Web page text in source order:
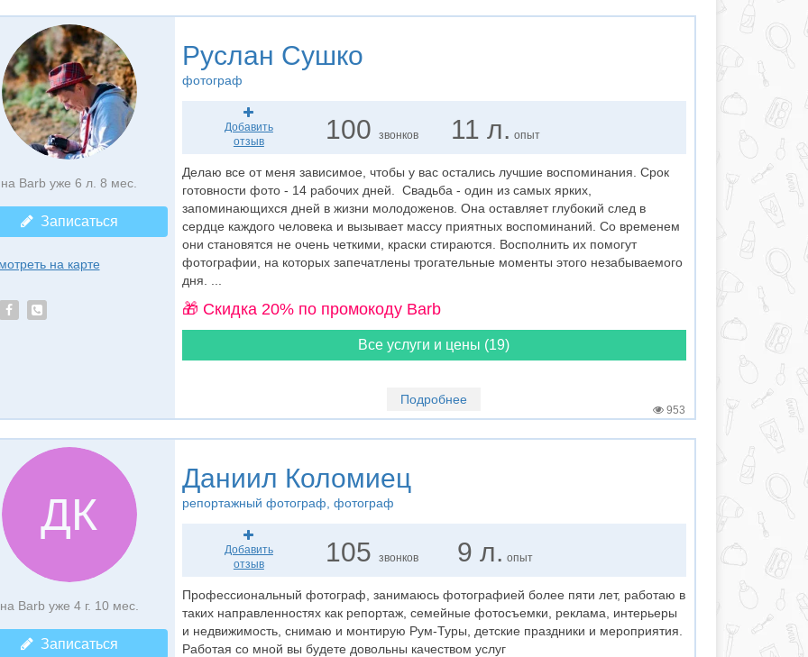
на Barb уже 6 л. 8 мес.
Записаться
на карте
Руслан Сушко
фотограф
Добавить
отзыв
100звонков 11 л. опыт
Делаю все от меня зависимое, чтобы у вас остались лучшие воспоминания. Срок
готовности фото - 14 рабочих дней. Свадьба - один из самых ярких,
запоминающихся дней в жизни молодоженов. Она оставляет глубокий след в
сердце каждого человека и вызывает массу приятных воспоминаний. Со временем
они становятся не очень четкими, краски стираются. Восполнить их помогут
фотографии, на которых запечатлены трогательные моменты этого незабываемого
дня. ...
🎁 Cкидка 20% по промокоду Barb
Все услуги и цены (19)
Подробнее
953
ДК
на Barb уже 4 г. 10 мес.
Записаться
Даниил Коломиец
репортажный фотограф , фотограф
Добавить
отзыв
105звонков 9 л. опыт
Профессиональный фотограф, занимаюсь фотографией более пяти лет, работаю в
таких направленностях как репортаж, семейные фотосъемки, реклама, интерьеры
и недвижимость, снимаю и монтирую Рум-Туры, детские праздники и мероприятия.
Работая со мной вы будете довольны качеством услуг